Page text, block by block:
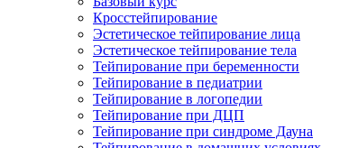
Кросстейпирование
Эстетическое тейпирование лица
Эстетическое тейпирование тела
Тейпирование при беременности
Тейпирование в педиатрии
Тейпирование в логопедии
Тейпирование при ДЦП
Тейпирование при синдроме Дауна